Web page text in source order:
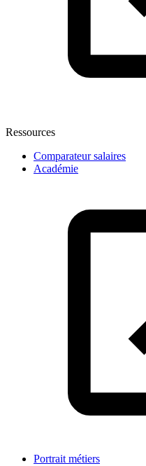
Ressources
Comparateur salaires
Académie
Portrait métiers